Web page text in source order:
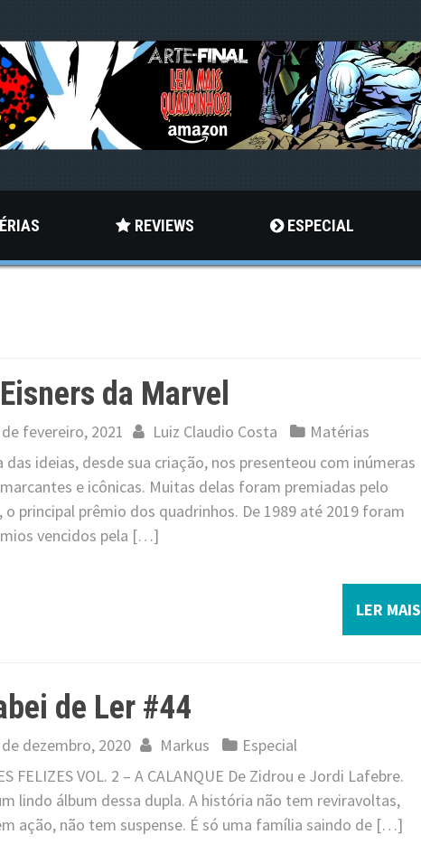
REVIEWS ESPECIAL
da Marvel
fevereiro, 2021 Luiz Claudio Costa
Matérias
das ideias, desde sua criação, nos presenteou com inúmeras
e icônicas. Muitas delas foram premiadas pelo
o principal prêmio dos quadrinhos. De 1989 até 2019 foram
vencidos pela […]
LER MAIS
de Ler #44
dezembro, 2020 Markus
Especial
FELIZES VOL. 2 – A CALANQUE De Zidrou e Jordi Lafebre.
lindo álbum dessa dupla. A história não tem reviravoltas,
ação, não tem suspense. É só uma família saindo de […]